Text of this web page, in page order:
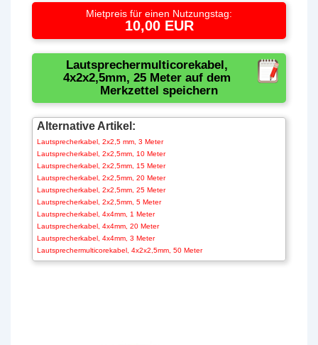
Mietpreis für einen Nutzungstag:
10,00 EUR
Lautsprechermulticorekabel,
4x2x2,5mm, 25 Meter auf dem
Merkzettel speichern
Alternative Artikel:
Lautsprecherkabel, 2x2,5 mm, 3 Meter
Lautsprecherkabel, 2x2,5mm, 10 Meter
Lautsprecherkabel, 2x2,5mm, 15 Meter
Lautsprecherkabel, 2x2,5mm, 20 Meter
Lautsprecherkabel, 2x2,5mm, 25 Meter
Lautsprecherkabel, 2x2,5mm, 5 Meter
Lautsprecherkabel, 4x4mm, 1 Meter
Lautsprecherkabel, 4x4mm, 20 Meter
Lautsprecherkabel, 4x4mm, 3 Meter
Lautsprechermulticorekabel, 4x2x2,5mm, 50 Meter